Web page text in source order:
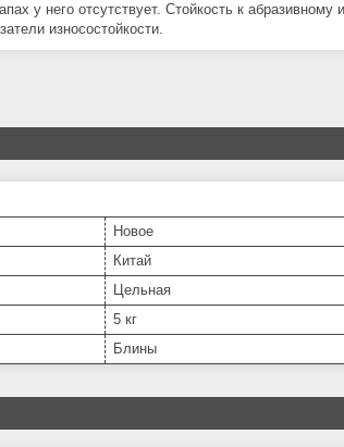
у него отсутствует. Стойкость к
износостойкости.
Новое
Китай
Цельная
5 кг
Блины